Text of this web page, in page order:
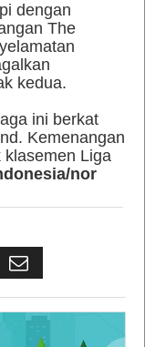
dengan
The
kedua.
ini berkat
Kemenangan
klasemen Liga
nor